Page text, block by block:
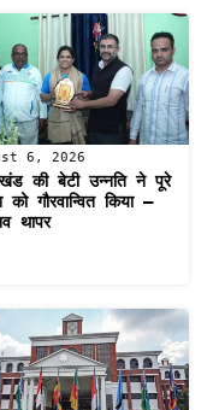
6, 2026
की बेटी उन्नति ने पूरे
को गौरवान्वित किया –
थापर